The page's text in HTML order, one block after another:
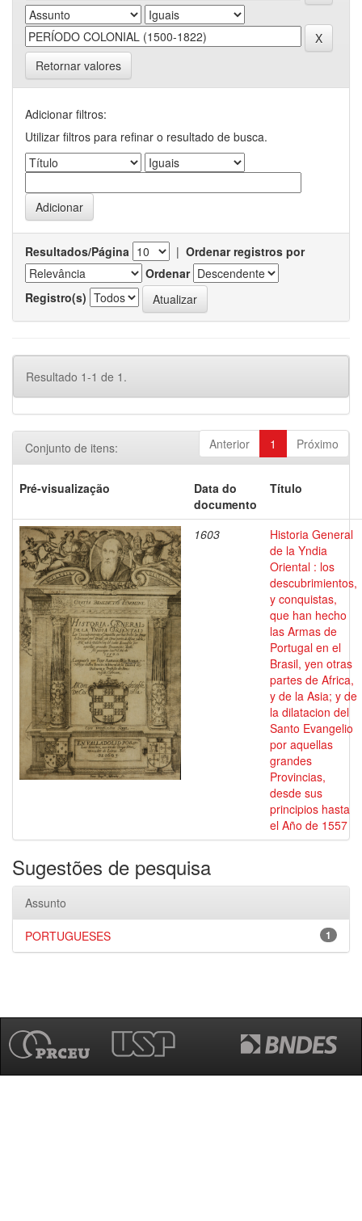
Retornar valores
Adicionar filtros:
Utilizar filtros para refinar o resultado de busca.
Resultados/Página | Ordenar registros por
Ordenar
Registro(s)
Resultado 1-1 de 1.
Anterior 1 Próximo
Conjunto de itens:
Pré-visualização
Data do
documento
Título
1603
Historia General
de la Yndia
Oriental : los
descubrimientos,
y conquistas,
que han hecho
las Armas de
Portugal en el
Brasil, yen otras
partes de Africa,
y de la Asia; y de
la dilatacion del
Santo Evangelio
por aquellas
grandes
Provincias,
desde sus
principios hasta
el Año de 1557
Sugestões de pesquisa
Assunto
1
PORTUGUESES